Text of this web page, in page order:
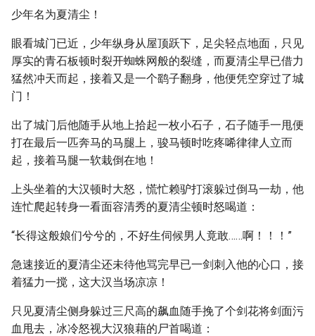
少年名为夏清尘！
眼看城门已近，少年纵身从屋顶跃下，足尖轻点地面，只见
厚实的青石板顿时裂开蜘蛛网般的裂缝，而夏清尘早已借力
猛然冲天而起，接着又是一个鹞子翻身，他便凭空穿过了城
门！
出了城门后他随手从地上拾起一枚小石子，石子随手一甩便
打在最后一匹奔马的马腿上，骏马顿时吃疼唏律律人立而
起，接着马腿一软栽倒在地！
上头坐着的大汉顿时大怒，慌忙赖驴打滚躲过倒马一劫，他
连忙爬起转身一看面容清秀的夏清尘顿时怒喝道：
“长得这般娘们兮兮的，不好生伺候男人竟敢……啊！！！”
急速接近的夏清尘还未待他骂完早已一剑刺入他的心口，接
着猛力一搅，这大汉当场凉凉！
只见夏清尘侧身躲过三尺高的飙血随手挽了个剑花将剑面污
血甩去，冰冷怒视大汉狼藉的尸首喝道：